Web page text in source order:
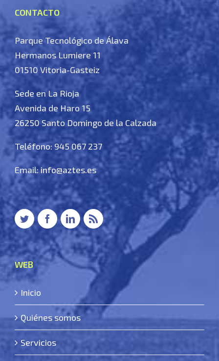
CONTACTO
Parque Tecnológico de Álava
Hermanos Lumiere 11
01510 Vitoria-Gasteiz
Sede en La Rioja
Avenida de Haro 15
26250 Santo Domingo de la Calzada
Teléfono: 945 067 237
Email:info@aztes.es
WEB
Inicio
Quiénes somos
Servicios